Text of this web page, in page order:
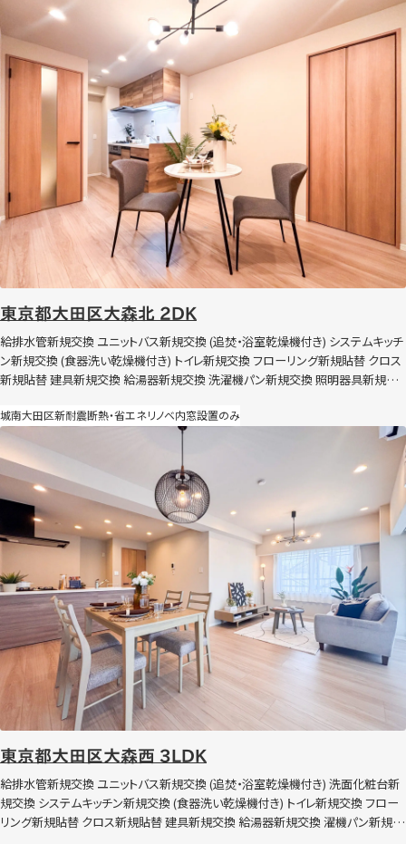
東京都大田区大森北 2DK
給排水管新規交換 ユニットバス新規交換 (追焚・浴室乾燥機付き) システムキッチ
ン新規交換 (食器洗い乾燥機付き) トイレ新規交換 フローリング新規貼替 クロス
新規貼替 建具新規交換 給湯器新規交換 洗濯機パン新規交換 照明器具新規交
城南大田区新耐震断熱・省エネリノベ内窓設置のみ
東京都大田区大森西 3LDK
東京都大田区大森西 3LDK
給排水管新規交換 ユニットバス新規交換 (追焚・浴室乾燥機付き) 洗面化粧台新
規交換 システムキッチン新規交換 (食器洗い乾燥機付き) トイレ新規交換 フロー
リング新規貼替 クロス新規貼替 建具新規交換 給湯器新規交換 濯機パン新規交